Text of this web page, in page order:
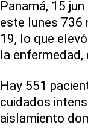
Panamá, 15
este lunes 736
19, lo que
la
Hay 551
cuidados
aislamiento